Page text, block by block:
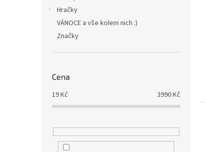
Hračky
VÁNOCE a vše kolem nich :)
Značky
Cena
19Kč 3990Kč